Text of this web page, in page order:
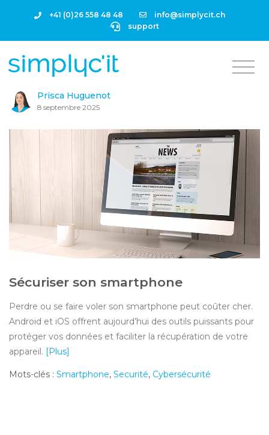
+41 (0)26 558 48 48
info@simplycit.ch
support
Prisca Huguenot
8 septembre 2025
Sécuriser son smartphone
Perdre ou se faire voler son smartphone peut coûter cher.
Android et iOS offrent aujourd’hui des outils puissants pour
protéger vos données et faciliter la récupération de votre
appareil. [Plus]
Mots-clés : Smartphone, Securité, Cybersécurité